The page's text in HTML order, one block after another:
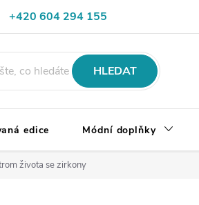
+420 604 294 155
a reklamace zboží
HLEDAT
edice Módní doplňky
života se zirkony